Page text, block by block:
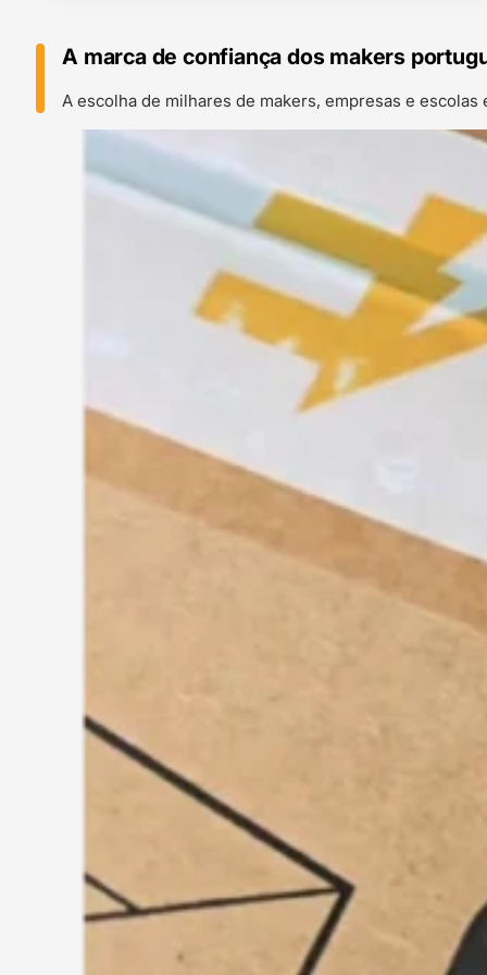
A marca de confiança dos makers
A escolha de milhares de makers, empresas e escolas